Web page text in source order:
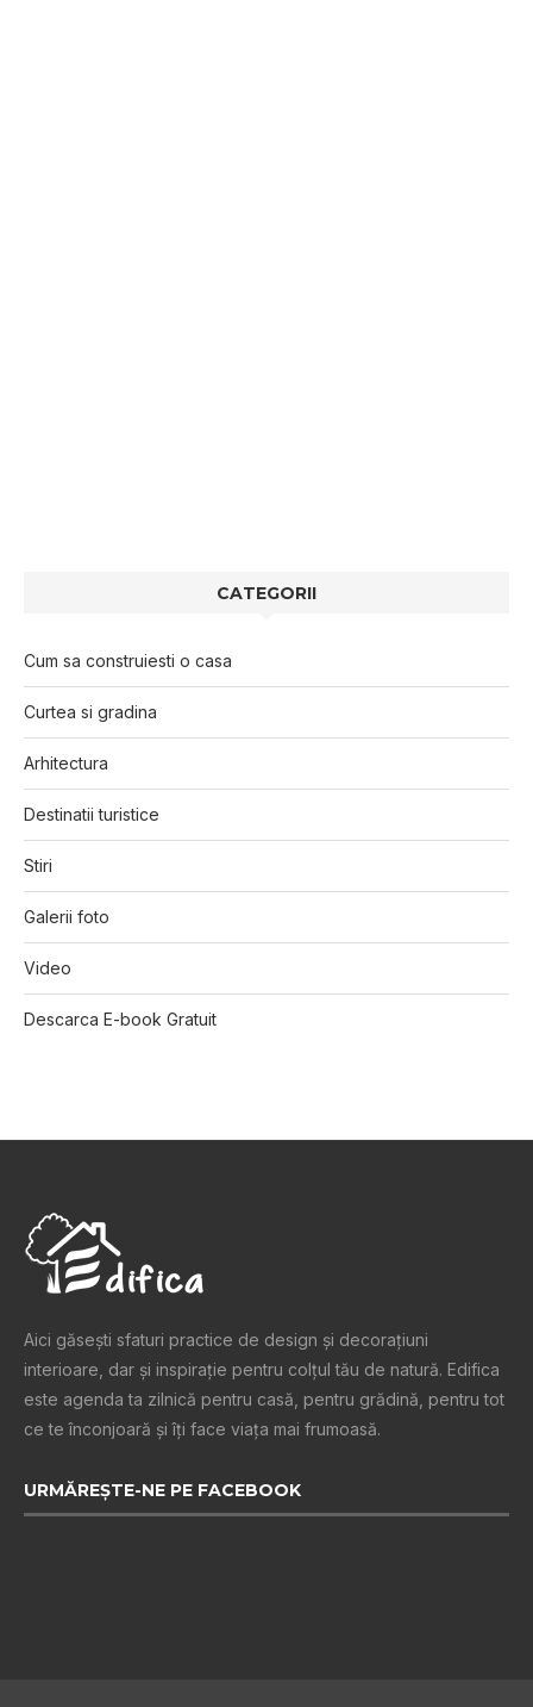
CATEGORII
Cum sa construiesti o casa
Curtea si gradina
Arhitectura
Destinatii turistice
Stiri
Galerii foto
Video
Descarca E-book Gratuit
Aici găsești sfaturi practice de design şi decoraţiuni
interioare, dar și inspiraţie pentru colţul tău de natură. Edifica
este agenda ta zilnică pentru casă, pentru grădină, pentru tot
ce te înconjoară şi îţi face viaţa mai frumoasă.
URMĂREȘTE-NE PE FACEBOOK